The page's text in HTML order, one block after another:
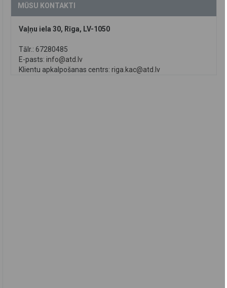
MŪSU KONTAKTI
Vaļņu iela 30, Rīga, LV-1050
Tālr.: 67280485
E-pasts: info@atd.lv
Klientu apkalpošanas centrs: riga.kac@atd.lv